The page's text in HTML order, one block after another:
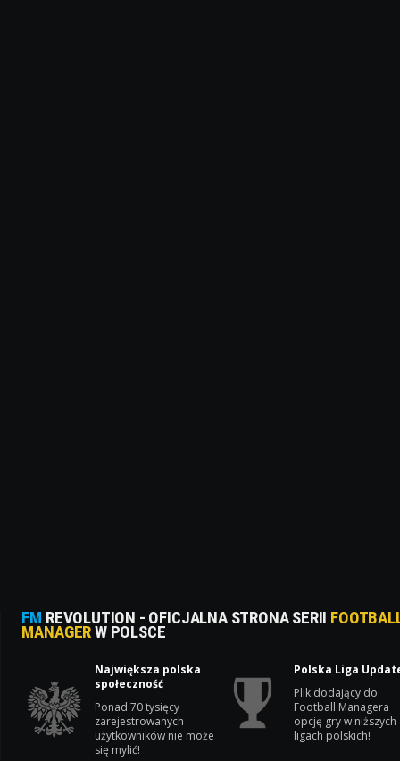
FM REVOLUTION - OFICJALNA STRONA SERII
MANAGERW POLSCE
Największa polska
społeczność
Ponad 70 tysięcy
zarejestrowanych
użytkowników nie może
się mylić!
Polska Liga
Plik dodający do
Football Managera
opcję gry w niższych
ligach polskich!